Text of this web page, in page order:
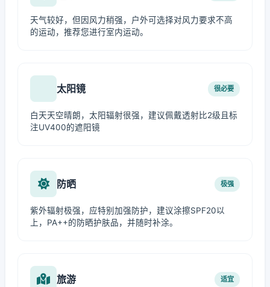
天气较好，但因风力稍强，户外可选择对风力要求不高
的运动，推荐您进行室内运动。
太阳镜 很必要
白天天空晴朗，太阳辐射很强，建议佩戴透射比2级且标
注UV400的遮阳镜
防晒 极强
紫外辐射极强，应特别加强防护，建议涂擦SPF20以
上，PA++的防晒护肤品，并随时补涂。
旅游 适宜